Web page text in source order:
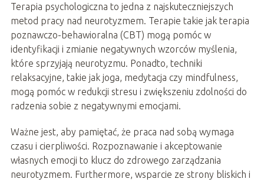
Terapia psychologiczna to jedna z najskuteczniejszych
metod pracy nad neurotyzmem. Terapie takie jak terapia
poznawczo-behawioralna (CBT) mogą pomóc w
identyfikacji i zmianie negatywnych wzorców myślenia,
które sprzyjają neurotyzmu. Ponadto, techniki
relaksacyjne, takie jak joga, medytacja czy mindfulness,
mogą pomóc w redukcji stresu i zwiększeniu zdolności do
radzenia sobie z negatywnymi emocjami.
Ważne jest, aby pamiętać, że praca nad sobą wymaga
czasu i cierpliwości. Rozpoznawanie i akceptowanie
własnych emocji to klucz do zdrowego zarządzania
neurotyzmem. Furthermore, wsparcie ze strony bliskich i